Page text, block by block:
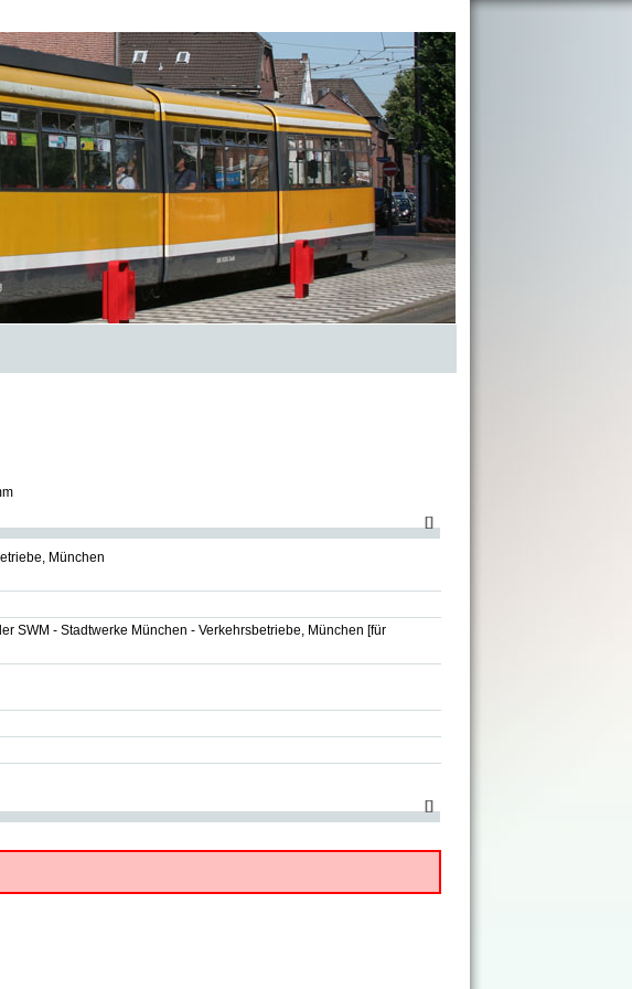
[]
München
SWM - Stadtwerke München - Verkehrsbetriebe, München [für
[]